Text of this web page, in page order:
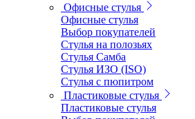
Офисные стулья
Офисные стулья
Выбор покупателей
Стулья на полозьях
Стулья Самба
Стулья ИЗО (ISO)
Стулья с пюпитром
Пластиковые стулья
Пластиковые стулья